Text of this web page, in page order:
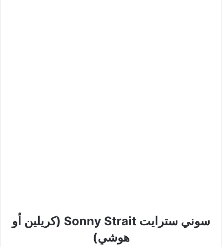
سوني سترايت Sonny Strait (كريلين أو
هوشي)